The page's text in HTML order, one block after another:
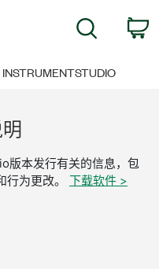
INSTRUMENTSTUDIO
版本发行有关的信息，包
行为更改。 下载软件 >